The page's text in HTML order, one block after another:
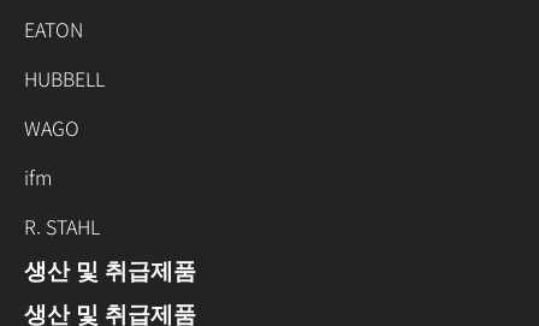
EATON
HUBBELL
WAGO
ifm
R. STAHL
생산 및 취급제품
생산 및 취급제품